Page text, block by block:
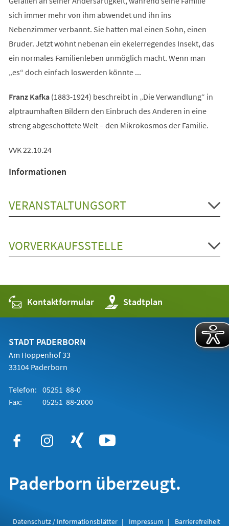
sich immer mehr von ihm abwendet und ihn ins
Nebenzimmer verbannt. Sie hatten mal einen Sohn, einen
Bruder. Jetzt wohnt nebenan ein ekelerregendes Insekt, das
ein normales Familienleben unmöglich macht. Wenn man
„es“ doch einfach loswerden könnte ...
Franz Kafka(1883-1924) beschreibt in „Die Verwandlung“ in
alptraumhaften Bildern den Einbruch des Anderen in eine
streng abgeschottete Welt – den Mikrokosmos der Familie.
VVK 22.10.24
Informationen
VERANSTALTUNGSORT
VORVERKAUFSSTELLE
Kontaktformular Stadtplan
(Öffnet
in
einem
STADT PADERBORN
Am Hoppenhof 33
33104 Paderborn
Telefon: 05251 88-0
Fax:
05251 88-2000
Paderborn überzeugt.
Datenschutz / Informationsblätter Impressum
Barrierefreiheit